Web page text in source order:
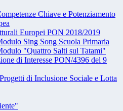
Chiave e Potenziamento
Europei PON 2018/2019
Sing Song Scuola Primaria
"Quattro Salti sul Tatami"
di Interesse PON/4396 del 9
di Inclusione Sociale e Lotta